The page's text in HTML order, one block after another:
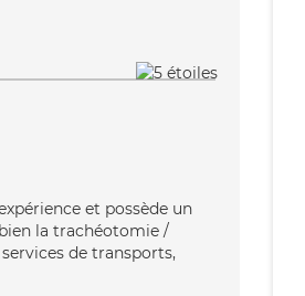
et possède un
la trachéotomie /
de transports,